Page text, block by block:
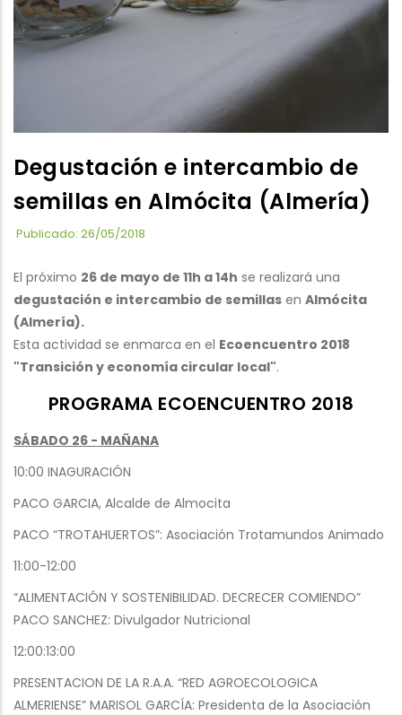
Degustación e intercambio de
semillas en Almócita (Almería)
Publicado: 26/05/2018
El próximo 26 de mayo de 11h a 14h se realizará una
degustación e intercambio de semillas en Almócita
(Almería).
Esta actividad se enmarca en el Ecoencuentro 2018
"Transición y economía circular local".
PROGRAMA ECOENCUENTRO 2018
SÁBADO 26 - MAÑANA
10:00 INAGURACIÓN
PACO GARCIA, Alcalde de Almocita
PACO “TROTAHUERTOS”: Asociación Trotamundos Animado
11:00-12:00
“ALIMENTACIÓN Y SOSTENIBILIDAD. DECRECER COMIENDO”
PACO SANCHEZ: Divulgador Nutricional
12:00:13:00
PRESENTACION DE LA R.A.A. “RED AGROECOLOGICA
ALMERIENSE” MARISOL GARCÍA: Presidenta de la Asociación